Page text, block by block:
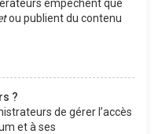
empêchent que
ou publient du contenu
?
de gérer l’accès
et à ses